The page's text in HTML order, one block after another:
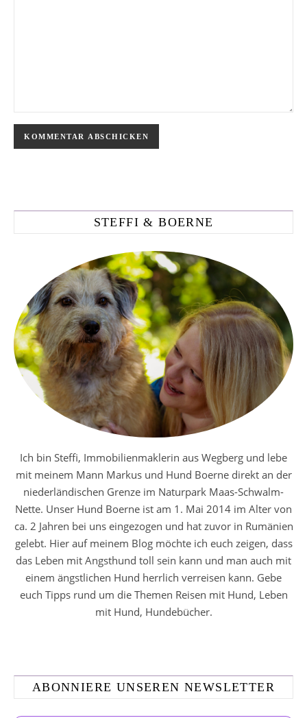
STEFFI & BOERNE
Ich bin Steffi, Immobilienmaklerin aus Wegberg und lebe
mit meinem Mann Markus und Hund Boerne direkt an der
niederländischen Grenze im Naturpark Maas-Schwalm-
Nette. Unser Hund Boerne ist am 1. Mai 2014 im Alter von
ca. 2 Jahren bei uns eingezogen und hat zuvor in Rumänien
gelebt. Hier auf meinem Blog möchte ich euch zeigen, dass
das Leben mit Angsthund toll sein kann und man auch mit
einem ängstlichen Hund herrlich verreisen kann. Gebe
euch Tipps rund um die Themen Reisen mit Hund, Leben
mit Hund, Hundebücher.
ABONNIERE UNSEREN NEWSLETTER